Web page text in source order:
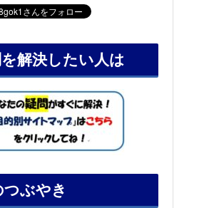
解決したい人は
ぶやき